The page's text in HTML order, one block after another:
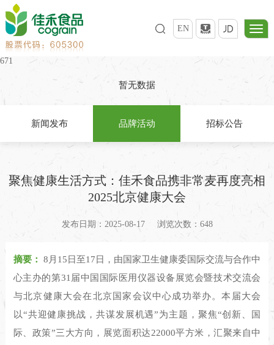
EN
671
暂无数据
新闻发布 品牌活动 招标公告
聚焦健康生活方式：佳禾食品携非常麦再度亮相
2025北京健康大会
发布日期：2025-08-17 浏览次数：648
摘要：
8月15日至17日，由国家卫生健康委国际交流与合作中
心主办的第31届中国国际医用仪器设备展览会暨技术交流会
与北京健康大会在北京国家会议中心成功举办。本届大会
以“共迎健康挑战，共谋发展机遇”为主题，聚焦“创新、国
际、政策”三大方向，展览面积达22000平方米，汇聚来自中